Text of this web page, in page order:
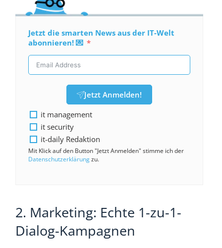
Jetzt die smarten News aus der IT-Welt
abonnieren! 💌
Jetzt Anmelden!
it management
it security
it-daily Redaktion
Mit Klick auf den Button "Jetzt Anmelden" stimme ich der
Datenschutzerklärungzu.
2. Marketing: Echte 1-zu-1-
Dialog-Kampagnen